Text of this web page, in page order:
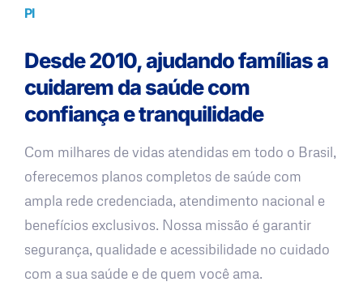
PI
Desde 2010, ajudando famílias a
cuidarem da saúde com
confiança e tranquilidade
Com milhares de vidas atendidas em todo o Brasil,
oferecemos planos completos de saúde com
ampla rede credenciada, atendimento nacional e
benefícios exclusivos. Nossa missão é garantir
segurança, qualidade e acessibilidade no cuidado
com a sua saúde e de quem você ama.